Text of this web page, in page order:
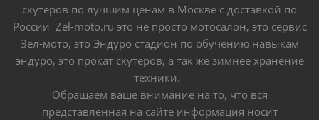
скутеров по лучшим ценам в Москве с доставкой по
России Zel-moto.ru это не просто мотосалон, это сервис
Зел-мото, это Эндуро стадион по обучению навыкам
эндуро, это прокат скутеров, а так же зимнее хранение
техники.
Обращаем ваше внимание на то, что вся
представленная на сайте информация носит